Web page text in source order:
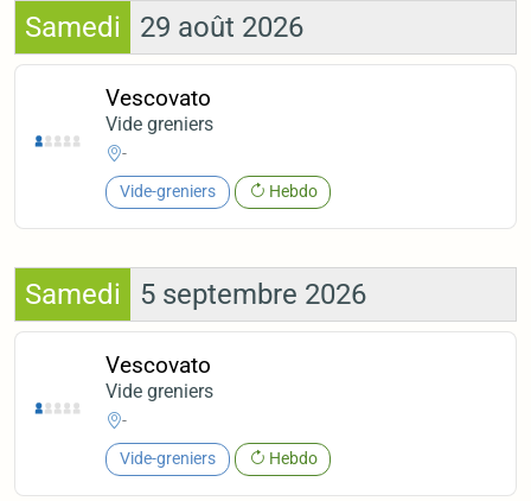
Samedi 29 août 2026
Vescovato
Vide greniers
-
Vide-greniers Hebdo
Samedi 5 septembre 2026
Vescovato
Vide greniers
-
Vide-greniers Hebdo